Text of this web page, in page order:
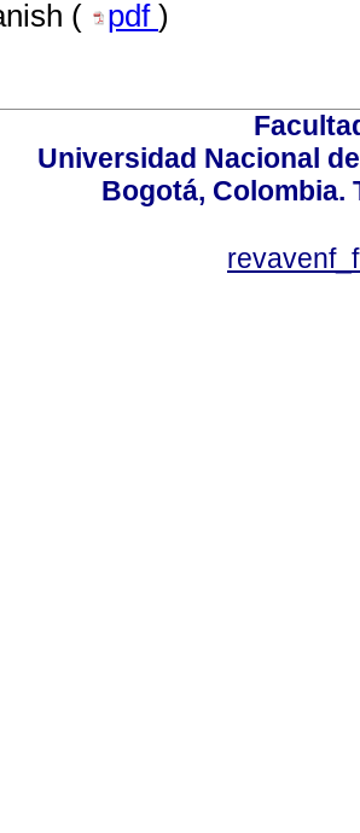
( pdf )
Universidad Nacional
Bogotá, Colombia.